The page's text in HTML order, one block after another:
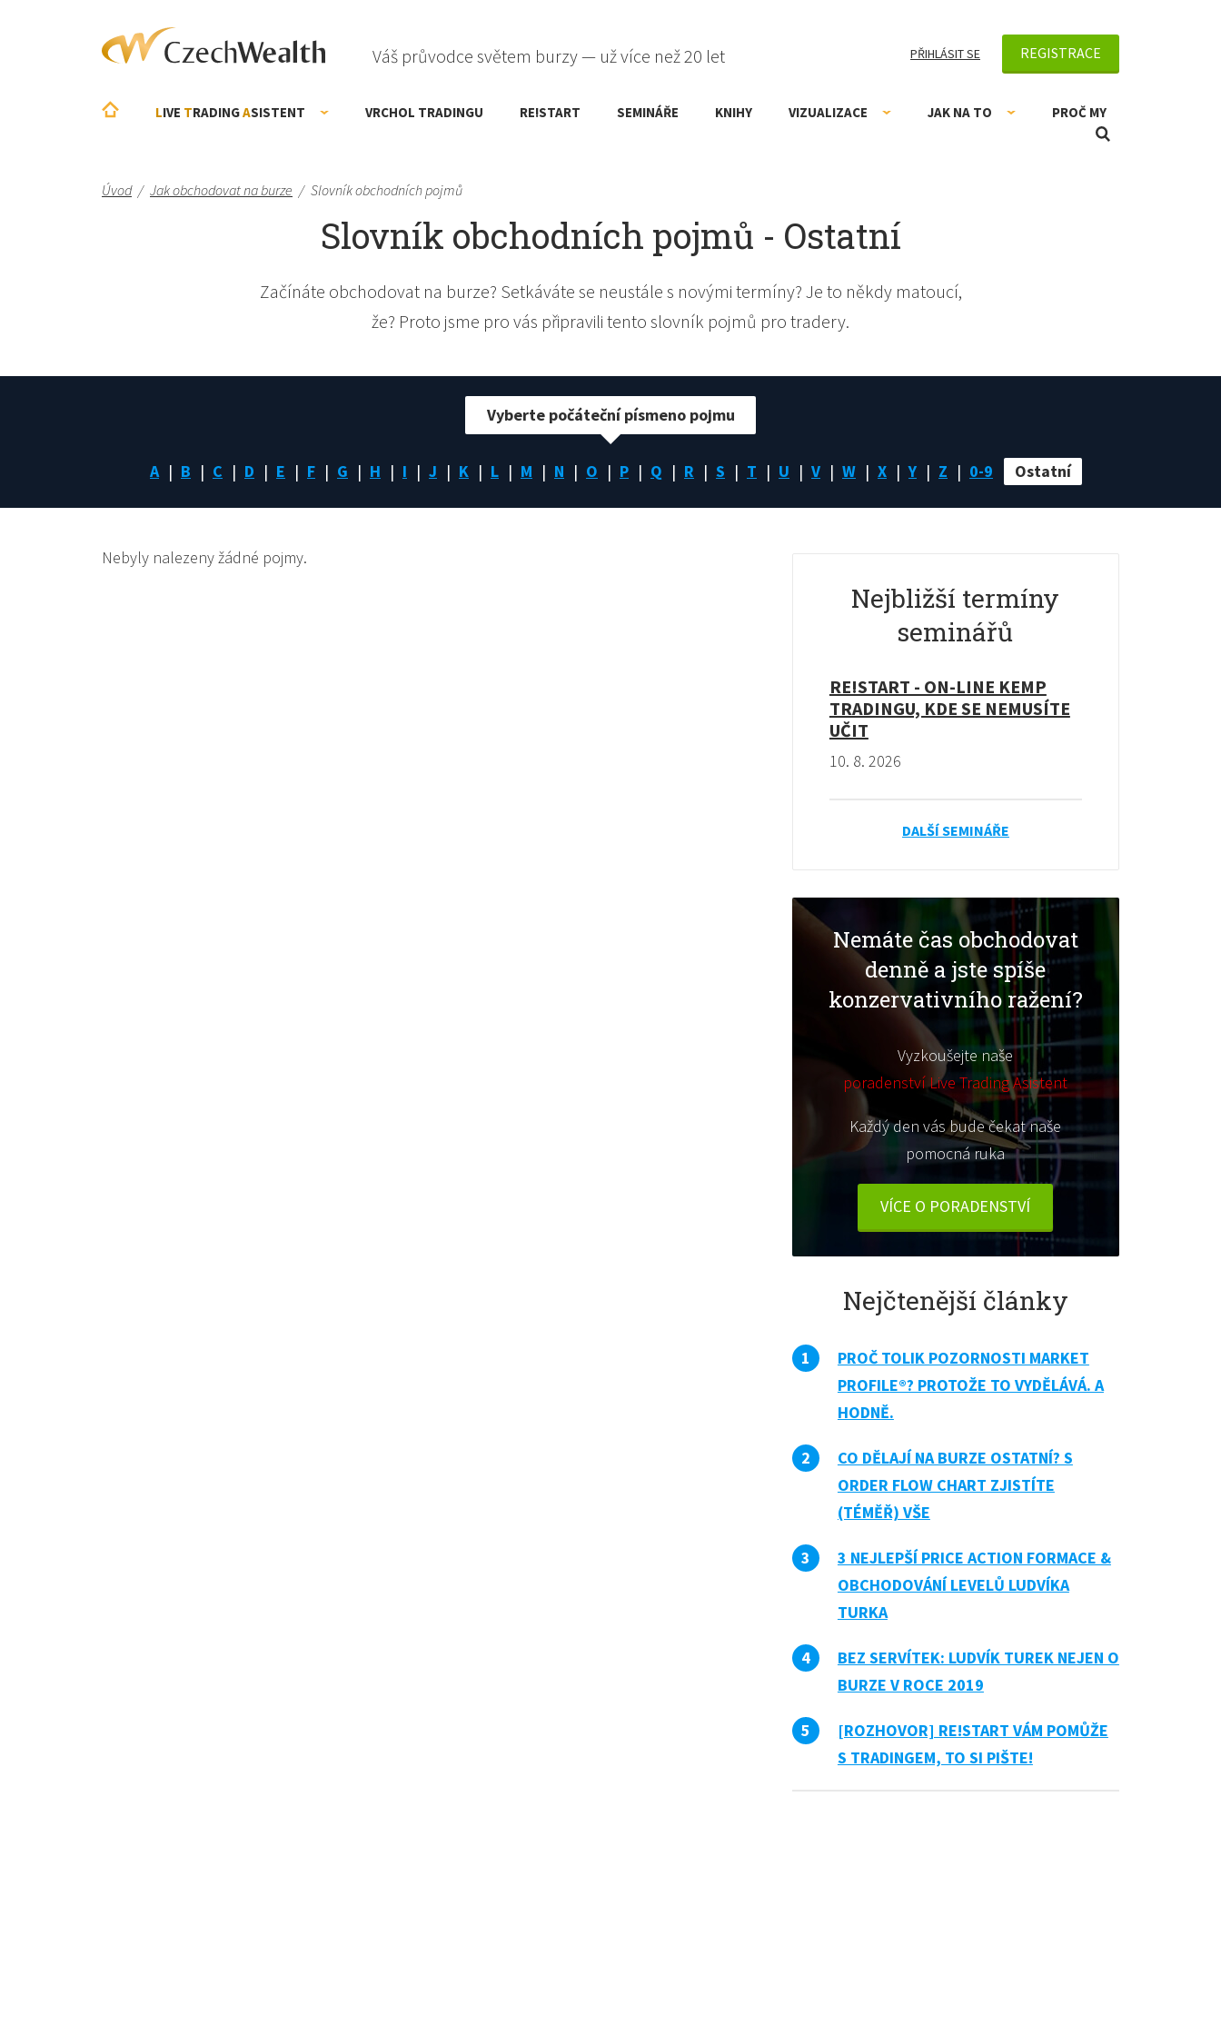
Váš průvodce světem burzy — už více než 20 let PŘIHLÁSIT SE REGISTRACE
LIVE TRADINGASISTENT VRCHOL TRADINGU RE!START SEMINÁŘE KNIHY VIZUALIZACE JAK NA TO PROČ MY
Úvod / Jak obchodovat na burze / Slovník obchodních pojmů
Slovník obchodních pojmů - Ostatní
Začínáte obchodovat na burze? Setkáváte se neustále s novými termíny? Je to někdy matoucí,
že? Proto jsme pro vás připravili tento slovník pojmů pro tradery.
A B C D E F G H I J K L M N O P Q R S T U V W X Y Z 0-9 Ostatní
Vyberte počáteční písmeno pojmu
Nebyly nalezeny žádné pojmy.
Nejbližší termíny
seminářů
RE!START - ON-LINE KEMP
TRADINGU, KDE SE NEMUSÍTE
UČIT
10. 8. 2026
DALŠÍ SEMINÁŘE
Nemáte čas obchodovat
denně a jste spíše
konzervativního ražení?
Vyzkoušejte naše
poradenství Live Trading Asistent
Každý den vás bude čekat naše
pomocná ruka
VÍCE O PORADENSTVÍ
Nejčtenější články
PROČ TOLIK POZORNOSTI MARKET
PROFILE®? PROTOŽE TO VYDĚLÁVÁ. A
HODNĚ.
CO DĚLAJÍ NA BURZE OSTATNÍ? S
ORDER FLOW CHART ZJISTÍTE
(TÉMĚŘ) VŠE
3 NEJLEPŠÍ PRICE ACTION FORMACE &
OBCHODOVÁNÍ LEVELŮ LUDVÍKA
TURKA
BEZ SERVÍTEK: LUDVÍK TUREK NEJEN O
BURZE V ROCE 2019
[ROZHOVOR] RE!START VÁM POMŮŽE
S TRADINGEM, TO SI PIŠTE!